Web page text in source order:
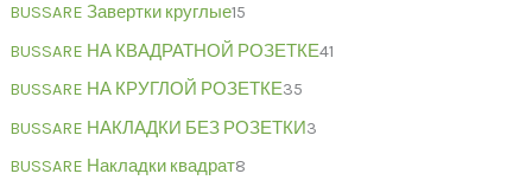
BUSSARE Завертки круглые15
BUSSARE НА КВАДРАТНОЙ РОЗЕТКЕ41
BUSSARE НА КРУГЛОЙ РОЗЕТКЕ35
BUSSARE НАКЛАДКИ БЕЗ РОЗЕТКИ3
BUSSARE Накладки квадрат8